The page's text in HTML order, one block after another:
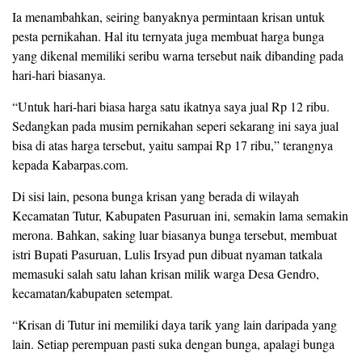
Ia menambahkan, seiring banyaknya permintaan krisan untuk
pesta pernikahan. Hal itu ternyata juga membuat harga bunga
yang dikenal memiliki seribu warna tersebut naik dibanding pada
hari-hari biasanya.
“Untuk hari-hari biasa harga satu ikatnya saya jual Rp 12 ribu.
Sedangkan pada musim pernikahan seperi sekarang ini saya jual
bisa di atas harga tersebut, yaitu sampai Rp 17 ribu,” terangnya
kepada Kabarpas.com.
Di sisi lain, pesona bunga krisan yang berada di wilayah
Kecamatan Tutur, Kabupaten Pasuruan ini, semakin lama semakin
merona. Bahkan, saking luar biasanya bunga tersebut, membuat
istri Bupati Pasuruan, Lulis Irsyad pun dibuat nyaman tatkala
memasuki salah satu lahan krisan milik warga Desa Gendro,
kecamatan/kabupaten setempat.
“Krisan di Tutur ini memiliki daya tarik yang lain daripada yang
lain. Setiap perempuan pasti suka dengan bunga, apalagi bunga